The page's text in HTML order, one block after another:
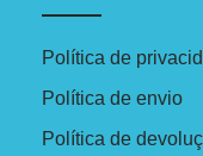
Política de
Política de envio
Política de